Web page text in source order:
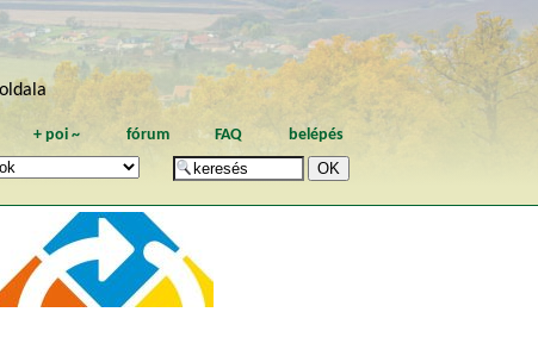
+ poi~ fórum FAQ belépés